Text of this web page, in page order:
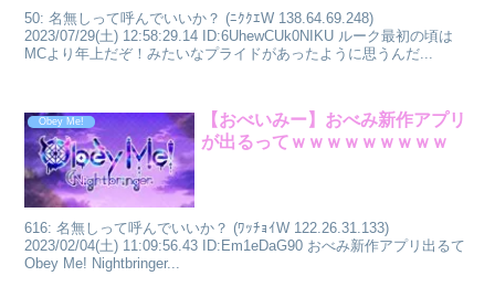
50: 名無しって呼んでいいか？ (ﾆｸｸｴW 138.64.69.248)
2023/07/29(土) 12:58:29.14 ID:6UhewCUk0NIKU ルーク最初の頃は
MCより年上だぞ！みたいなプライドがあったように思うんだ...
Obey Me!
【おべいみー】おべみ新作アプリ
が出るってｗｗｗｗｗｗｗｗｗ
616: 名無しって呼んでいいか？ (ﾜｯﾁｮｲW 122.26.31.133)
2023/02/04(土) 11:09:56.43 ID:Em1eDaG90 おべみ新作アプリ出るて
Obey Me! Nightbringer...